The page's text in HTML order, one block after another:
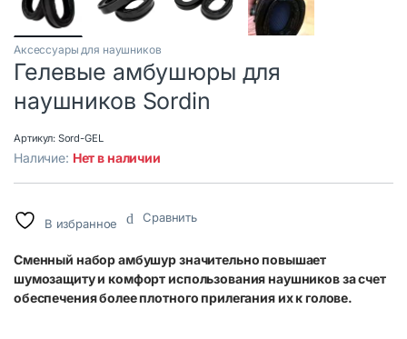
Аксессуары для наушников
Гелевые амбушюры для
наушников Sordin
Артикул: Sord-GEL
Наличие: Нет в наличии
В избранное Сравнить
Сменный набор амбушур значительно повышает
шумозащиту и комфорт использования наушников за счет
обеспечения более плотного прилегания их к голове.